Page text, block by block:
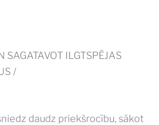
ILGTSPĒJAS
/
daudz priekšrocību, sākot